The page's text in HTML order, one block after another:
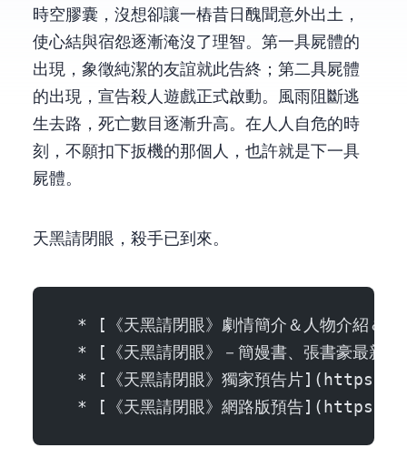
時空膠囊，沒想卻讓一樁昔日醜聞意外出土，
使心結與宿怨逐漸淹沒了理智。第一具屍體的
出現，象徵純潔的友誼就此告終；第二具屍體
的出現，宣告殺人遊戲正式啟動。風雨阻斷逃
生去路，死亡數目逐漸升高。在人人自危的時
刻，不願扣下扳機的那個人，也許就是下一具
屍體…。
天黑請閉眼，殺手已到來。
* [《天黑請閉眼》劇情簡介＆人物
* [《天黑請閉眼》－簡嫚書、張書豪
* [《天黑請閉眼》獨家預告片
* [《天黑請閉眼》網路版預告